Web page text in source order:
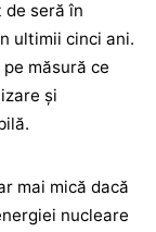
de seră în
ultimii cinci ani.
măsură ce
şi
mai mică dacă
nucleare